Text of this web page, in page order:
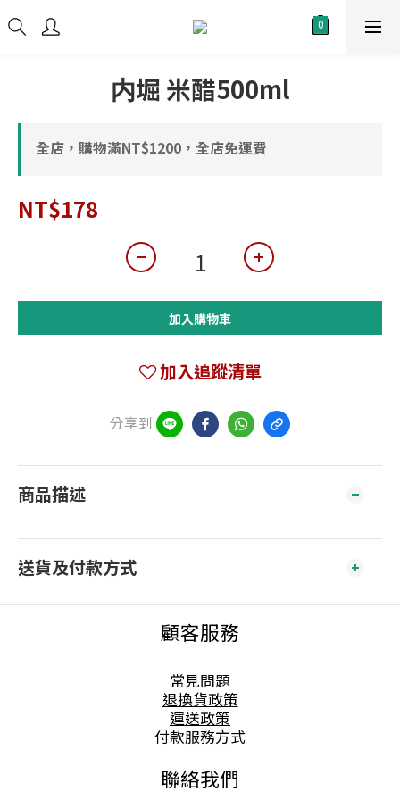
内堀 米醋500ml
全店，購物滿NT$1200，全店免運費
NT$178
加入購物車
加入追蹤清單
分享到
商品描述
送貨及付款方式
顧客服務
常見問題
退換貨政策
運送政策
付款服務方式
聯絡我們